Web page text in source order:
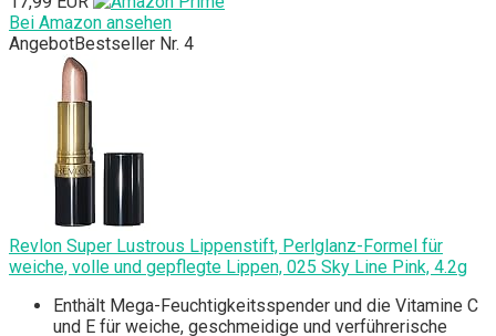
Bei Amazon ansehen
AngebotBestseller Nr. 4
Revlon Super Lustrous Lippenstift, Perlglanz-Formel für
weiche, volle und gepflegte Lippen, 025 Sky Line Pink, 4.2g
Enthält Mega-Feuchtigkeitsspender und die Vitamine C
und E für weiche, geschmeidige und verführerische